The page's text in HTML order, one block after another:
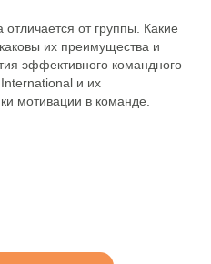
от группы. Какие
их преимущества и
эффективного командного
и их
мотивации в команде.